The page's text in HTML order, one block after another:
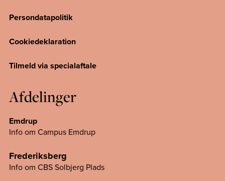
Persondatapolitik
Cookiedeklaration
Tilmeld via specialaftale
Afdelinger
Emdrup
Info om Campus Emdrup
Frederiksberg
Info om CBS Solbjerg Plads